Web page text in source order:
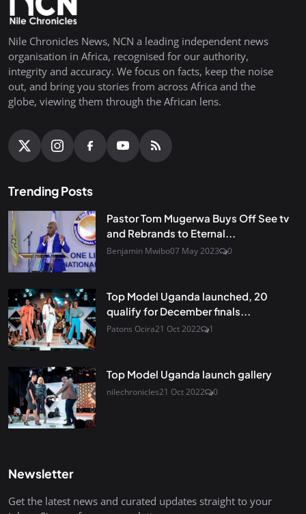
Nile Chronicles News, NCN a leading independent news
organisation in Africa, recognised for our authority,
integrity and accuracy. We focus on facts, keep the noise
out, and bring you stories from across Africa and the
globe, viewing them through the African lens.
Trending Posts
Pastor Tom Mugerwa Buys Off See tv
and Rebrands to Eternal...
Benjamin Mwibo07 May 2023 0
Top Model Uganda launched, 20
qualify for December finals...
Patons Ocira21 Oct 2022 1
Top Model Uganda launch gallery
nilechronicles21 Oct 2022 0
Newsletter
Get the latest news and curated updates straight to your